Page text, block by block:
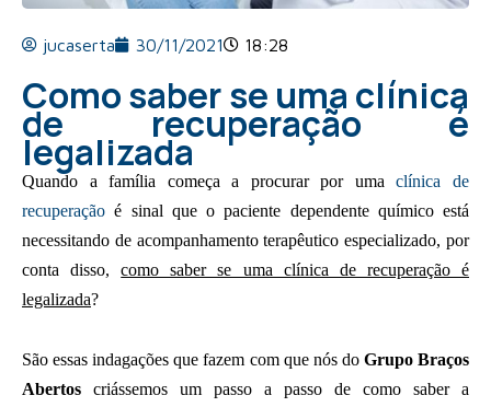
jucaserta 30/11/2021 18:28
Como saber se uma clínica
de recuperação é
legalizada
Quando a família começa a procurar por umaclínica de
recuperação é sinal que o paciente dependente químico está
necessitando de acompanhamento terapêutico especializado, por
conta disso,como saber se uma clínica de recuperação é
legalizada?
São essas indagações que fazem com que nós do Grupo Braços
Abertos criássemos um passo a passo de como saber a